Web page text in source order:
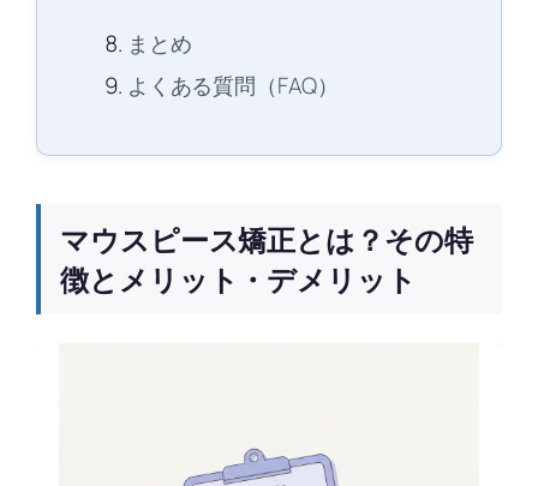
まとめ
よくある質問（FAQ）
マウスピース矯正とは？その特
徴とメリット・デメリット